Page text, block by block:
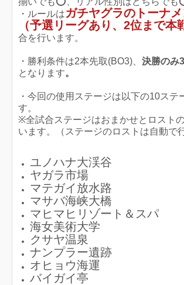
・ルールはガチヤグラのトーナ
（予選リーグあり、2位まで本
合を行います。
・勝利条件は2本先取(BO3)、 決勝のみ
となります。
・今回の使用ステージは以下の10ステ
す。
※全試合ステージはおまかせとロスト
います。（ステージのロストは自動で
ユノハナ大渓谷
ヤガラ市場
マテガイ放水路
マサバ海峡大橋
マヒマヒリゾート＆スパ
海女美術大学
クサヤ温泉
ナンプラー遺跡
オヒョウ海運
バイガイ亭